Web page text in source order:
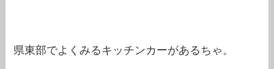
県東部でよくみるキッチンカーがあるちゃ。